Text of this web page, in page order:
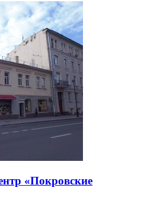
«Покровские